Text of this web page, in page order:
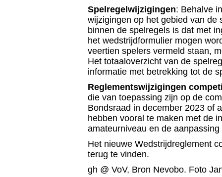
Spelregelwijzigingen: Behalve
wijzigingen op het gebied van de
binnen de spelregels is dat met
het wedstrijdformulier mogen
veertien spelers vermeld staan,
Het totaaloverzicht van de
informatie met betrekking tot de
Reglementswijzigingen
die van toepassing zijn op de
Bondsraad in december 2023 of
hebben vooral te maken met de
amateurniveau en de
Het nieuwe Wedstrijdreglement
terug te vinden.
gh @ VoV, Bron Nevobo. Foto